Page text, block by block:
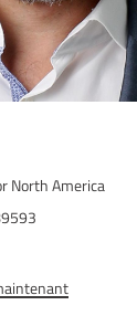
North America